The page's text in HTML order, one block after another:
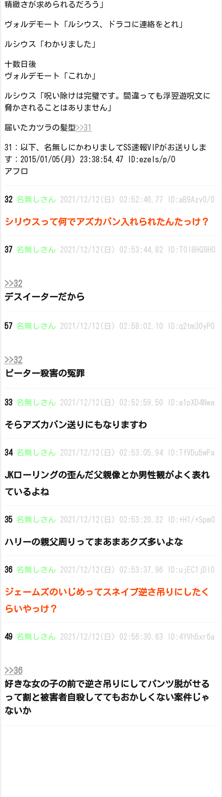
精緻さが求められるだろう」
ヴォルデモート「ルシウス、ドラコに連絡をとれ」
ルシウス「わかりました」
十数日後
ヴォルデモート「これか」
ルシウス「呪い除けは完璧です。間違っても浮翌遊呪文に
脅かされることはありません」
届いたカツラの髪型>>31
31：以下、名無しにかわりましてSS速報VIPがお送りしま
す：2015/01/05(月) 23:38:54.47 ID:ezeIs/p/O
アフロ
32 名無しさん 2021/12/12(日) 02:52:46.77 ID:aB9Azy0/0
シリウスって何でアズカバン入れられたんたっけ？
37 名無しさん 2021/12/12(日) 02:53:44.82 ID:T0l8HQ9H0
>>32
デスイーターだから
57 名無しさん 2021/12/12(日) 02:58:02.10 ID:q2tm30yP0
>>32
ピーター殺害の冤罪
33 名無しさん 2021/12/12(日) 02:52:59.50 ID:a1pXD4Nwa
そらアズカバン送りにもなりますわ
34 名無しさん 2021/12/12(日) 02:53:05.94 ID:TfVDu5wPa
JKローリングの歪んだ父親像とか男性観がよく表れ
ているよね
35 名無しさん 2021/12/12(日) 02:53:20.32 ID:+H1/+Spm0
ハリーの親父周りってまあまあクズ多いよな
36 名無しさん 2021/12/12(日) 02:53:37.96 ID:ujEC1jDI0
ジェームズのいじめってスネイプ逆さ吊りにしたく
らいやっけ？
49 名無しさん 2021/12/12(日) 02:56:30.63 ID:4YVh5xr6a
>>36
好きな女の子の前で逆さ吊りにしてパンツ脱がせる
って割と被害者自殺しててもおかしくない案件じゃ
ないか